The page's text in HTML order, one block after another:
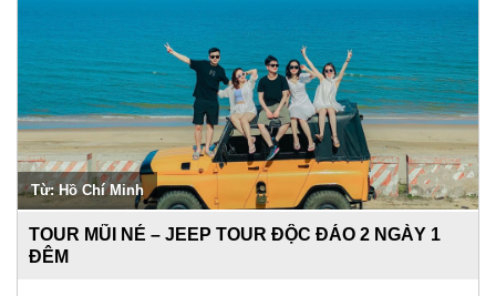
Từ: Hồ Chí Minh
TOUR MŨI NÉ – JEEP TOUR ĐỘC ĐÁO 2 NGÀY 1
ĐÊM